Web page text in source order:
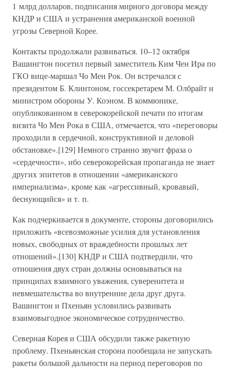
1 млрд долларов, подписания мирного договора между
КНДР и США и устранения американской военной
угрозы Северной Корее.
Контакты продолжали развиваться. 10–12 октября
Вашингтон посетил первый заместитель Ким Чен Ира по
ГКО вице-маршал Чо Мен Рок. Он встречался с
президентом Б. Клинтоном, госсекретарем М. Олбрайт и
министром обороны У. Коэном. В коммюнике,
опубликованном в северокорейской печати по итогам
визита Чо Мен Рока в США, отмечается, что «переговоры
проходили в сердечной, конструктивной и деловой
обстановке».[129] Немного странно звучит фраза о
«сердечности», ибо северокорейская пропаганда не знает
других эпитетов в отношении «американского
империализма», кроме как «агрессивный, кровавый,
беснующийся» и т. п.
Как подчеркивается в документе, стороны договорились
приложить «всевозможные усилия для установления
новых, свободных от враждебности прошлых лет
отношений».[130] КНДР и США подтвердили, что
отношения двух стран должны основываться на
принципах взаимного уважения, суверенитета и
невмешательства во внутренние дела друг друга.
Вашингтон и Пхеньян условились развивать
взаимовыгодное экономическое сотрудничество.
Северная Корея и США обсудили также ракетную
проблему. Пхеньянская сторона пообещала не запускать
ракеты большой дальности на период переговоров по